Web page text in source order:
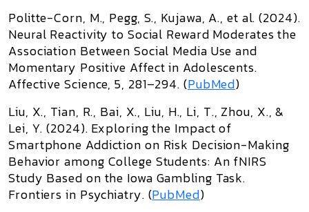
Politte-Corn, M., Pegg, S., Kujawa, A., et al. (2024).
Neural Reactivity to Social Reward Moderates the
Association Between Social Media Use and
Momentary Positive Affect in Adolescents.
Affective Science, 5, 281–294. (PubMed)
Liu, X., Tian, R., Bai, X., Liu, H., Li, T., Zhou, X., &
Lei, Y. (2024). Exploring the Impact of
Smartphone Addiction on Risk Decision-Making
Behavior among College Students: An fNIRS
Study Based on the Iowa Gambling Task.
Frontiers in Psychiatry. (PubMed)